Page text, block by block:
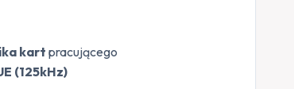
kart pracującego
(125kHz)